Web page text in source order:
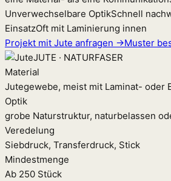
Unverwechselbare OptikSchnell
EinsatzOft mit Laminierung innen
Projekt mit Jute anfragen →Muster
JUTE · NATURFASER
Material
Jutegewebe, meist mit Laminat- oder
Optik
grobe Naturstruktur, naturbelassen
Veredelung
Siebdruck, Transferdruck, Stick
Mindestmenge
Ab 250 Stück